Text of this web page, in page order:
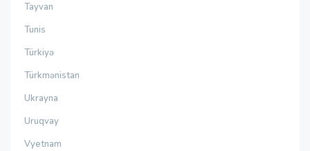
Tayvan
Tunis
Türkiyə
Türkmənistan
Ukrayna
Uruqvay
Vyetnam